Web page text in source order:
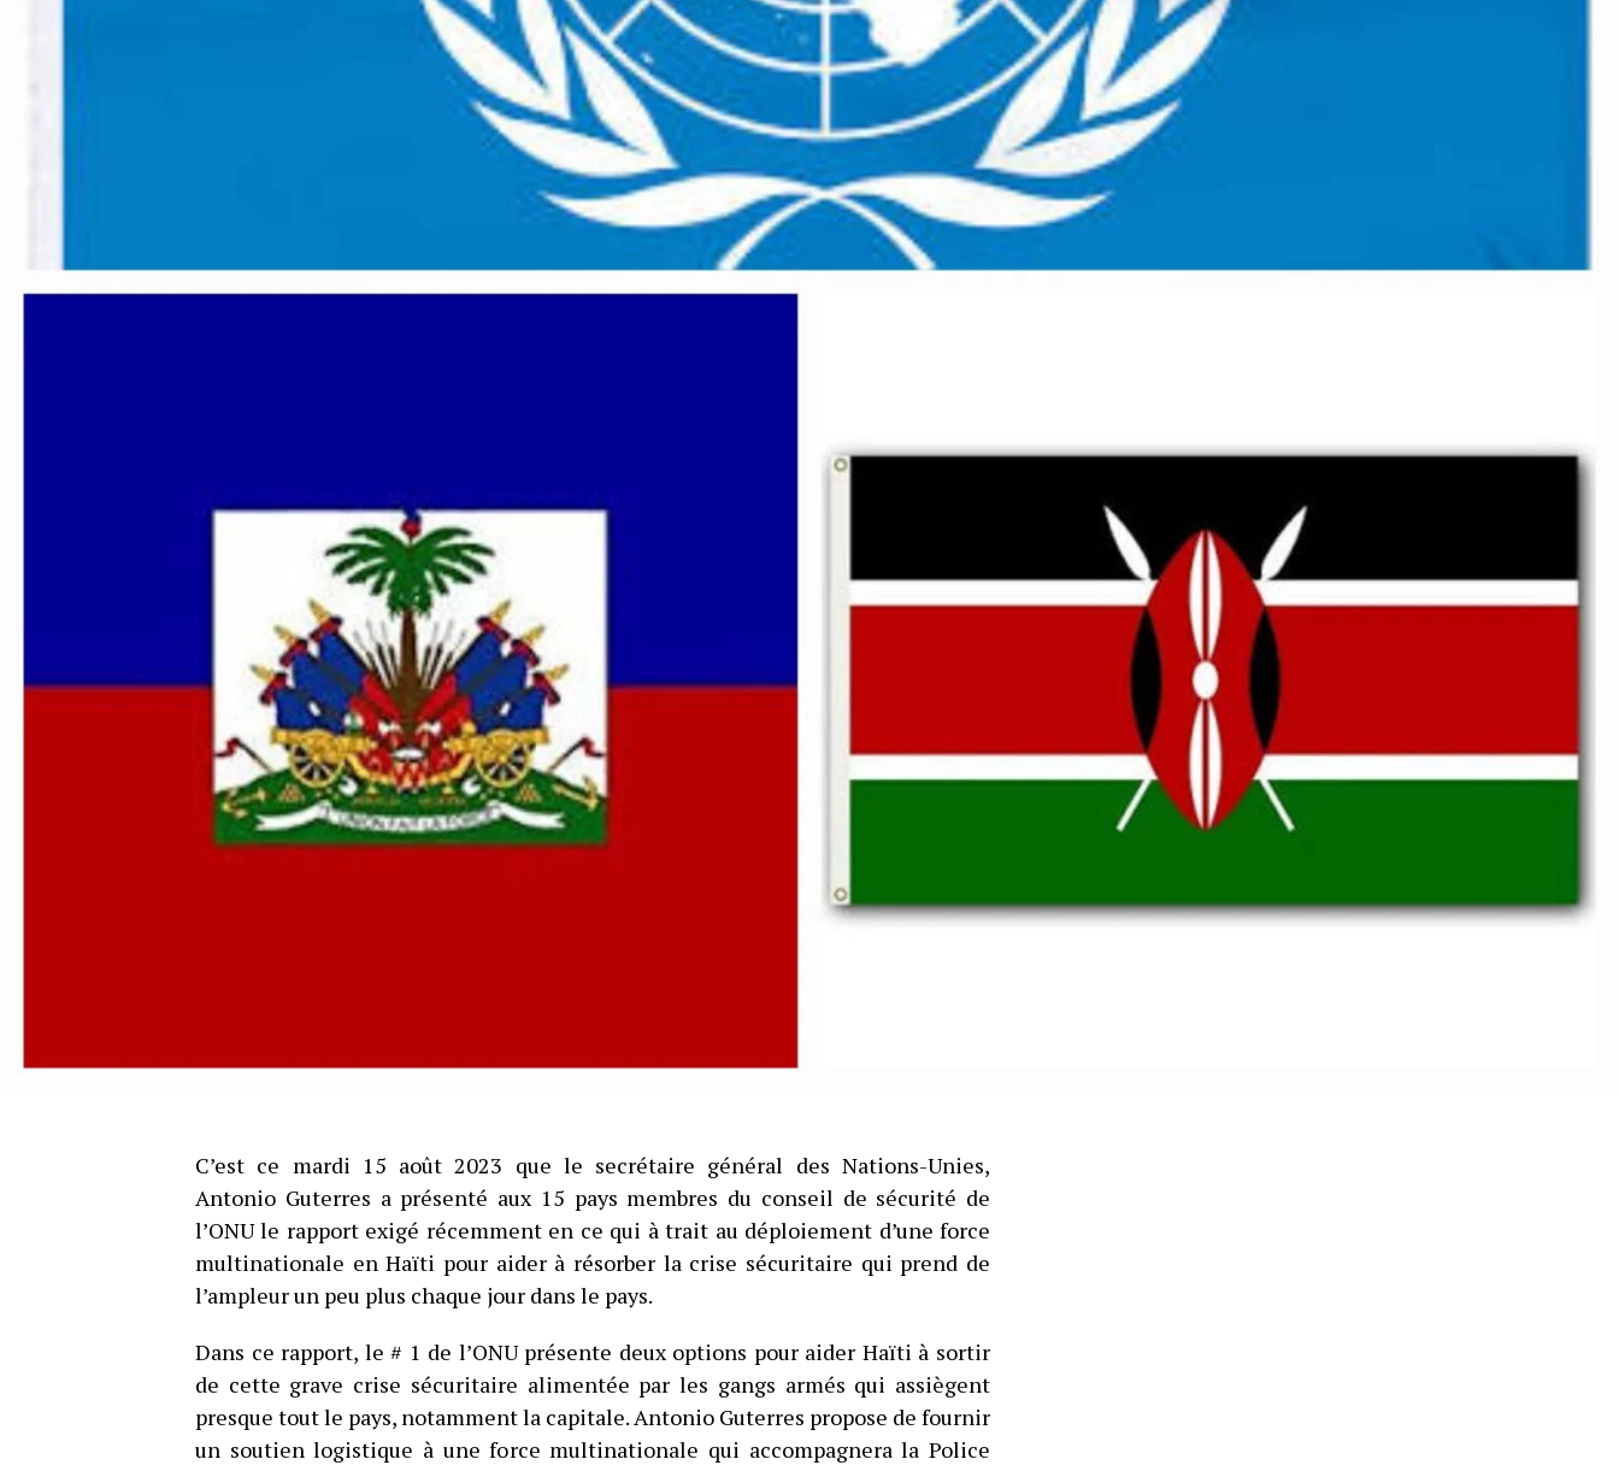
C’est ce mardi 15 août 2023 que le secrétaire général des Nations-Unies,
Antonio Guterres a présenté aux 15 pays membres du conseil de sécurité de
l’ONU le rapport exigé récemment en ce qui à trait au déploiement d’une force
multinationale en Haïti pour aider à résorber la crise sécuritaire qui prend de
l’ampleur un peu plus chaque jour dans le pays.
Dans ce rapport, le # 1 de l’ONU présente deux options pour aider Haïti à sortir
de cette grave crise sécuritaire alimentée par les gangs armés qui assiègent
presque tout le pays, notamment la capitale. Antonio Guterres propose de fournir
un soutien logistique à une force multinationale qui accompagnera la Police